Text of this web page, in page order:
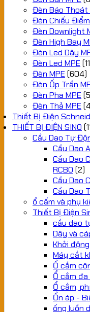
Đèn Báo Thoát
Đèn Chiếu
Đèn Downlight
Đèn High Bay
Đèn Led Dây
Đèn Led MPE
Đèn MPE (604)
Đèn Ốp Trần
Đèn Pha MPE
Đèn Thả MPE
Thiết Bị Điện
THIẾT BỊ ĐIỆN SINO
Cầu Dao Tự
Cầu Dao
Cầu Dao
RCBO (2)
Cầu Dao
Cầu Dao
ổ cấm và phụ
Thiết Bị Điện
cầu dao
Dây và
Khởi
Máy cắt
Ổ cắm
Ổ cắm
Ổ cắm,
Ổn áp -
ống luồn